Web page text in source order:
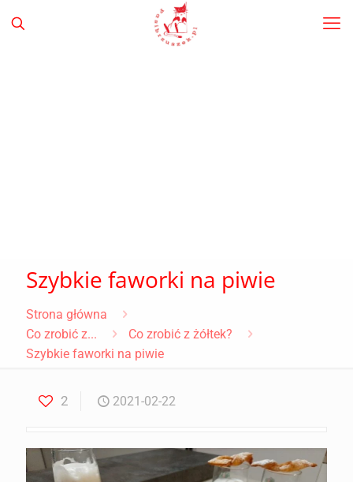
Szybkie faworki na piwie
Strona główna
Co zrobić z...
Co zrobić z żółtek?
Szybkie faworki na piwie
2 2021-02-22